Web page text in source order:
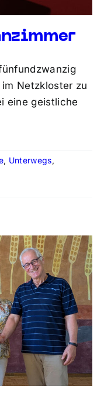
Netzkloster zu
eine geistliche
, Unterwegs,